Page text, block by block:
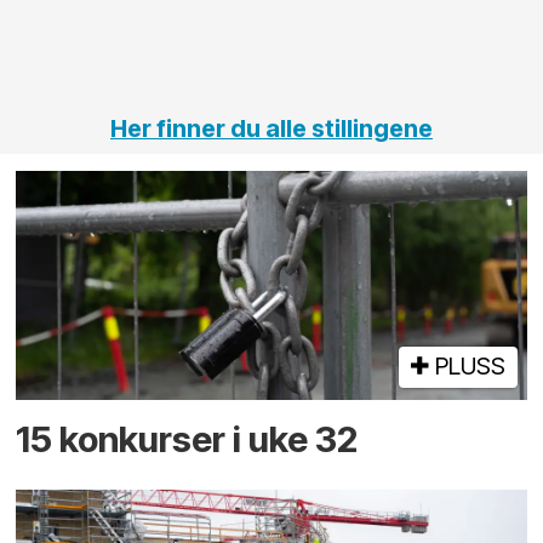
Her finner du alle stillingene
PLUSS
15 konkurser i uke 32